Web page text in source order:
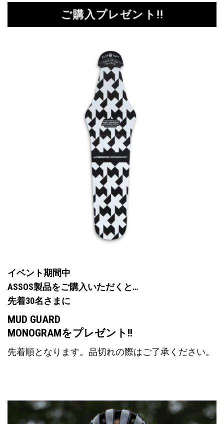
ご購入プレゼント!!
イベント期間中
ASSOS製品をご購入いただくと…
先着30名さまに
MUD GUARD
MONOGRAMをプレゼント!!
先着順となります。品切れの際はご了承ください。